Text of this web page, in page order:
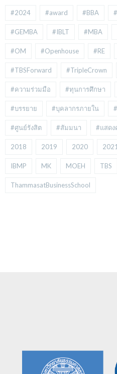
#2024 #award #BBA
#GEMBA #IBLT #MBA
#OM #Openhouse #RE
#TBSForward #TripleCrown
#ความร่วมมือ #ทุนการศึกษา
#บรรยาย #บุคลากรภายใน
#ศูนย์รังสิต #สัมมนา #แสด
2018 2019 2020 2021
IBMP MK MOEH TBS
ThammasatBusinessSchool